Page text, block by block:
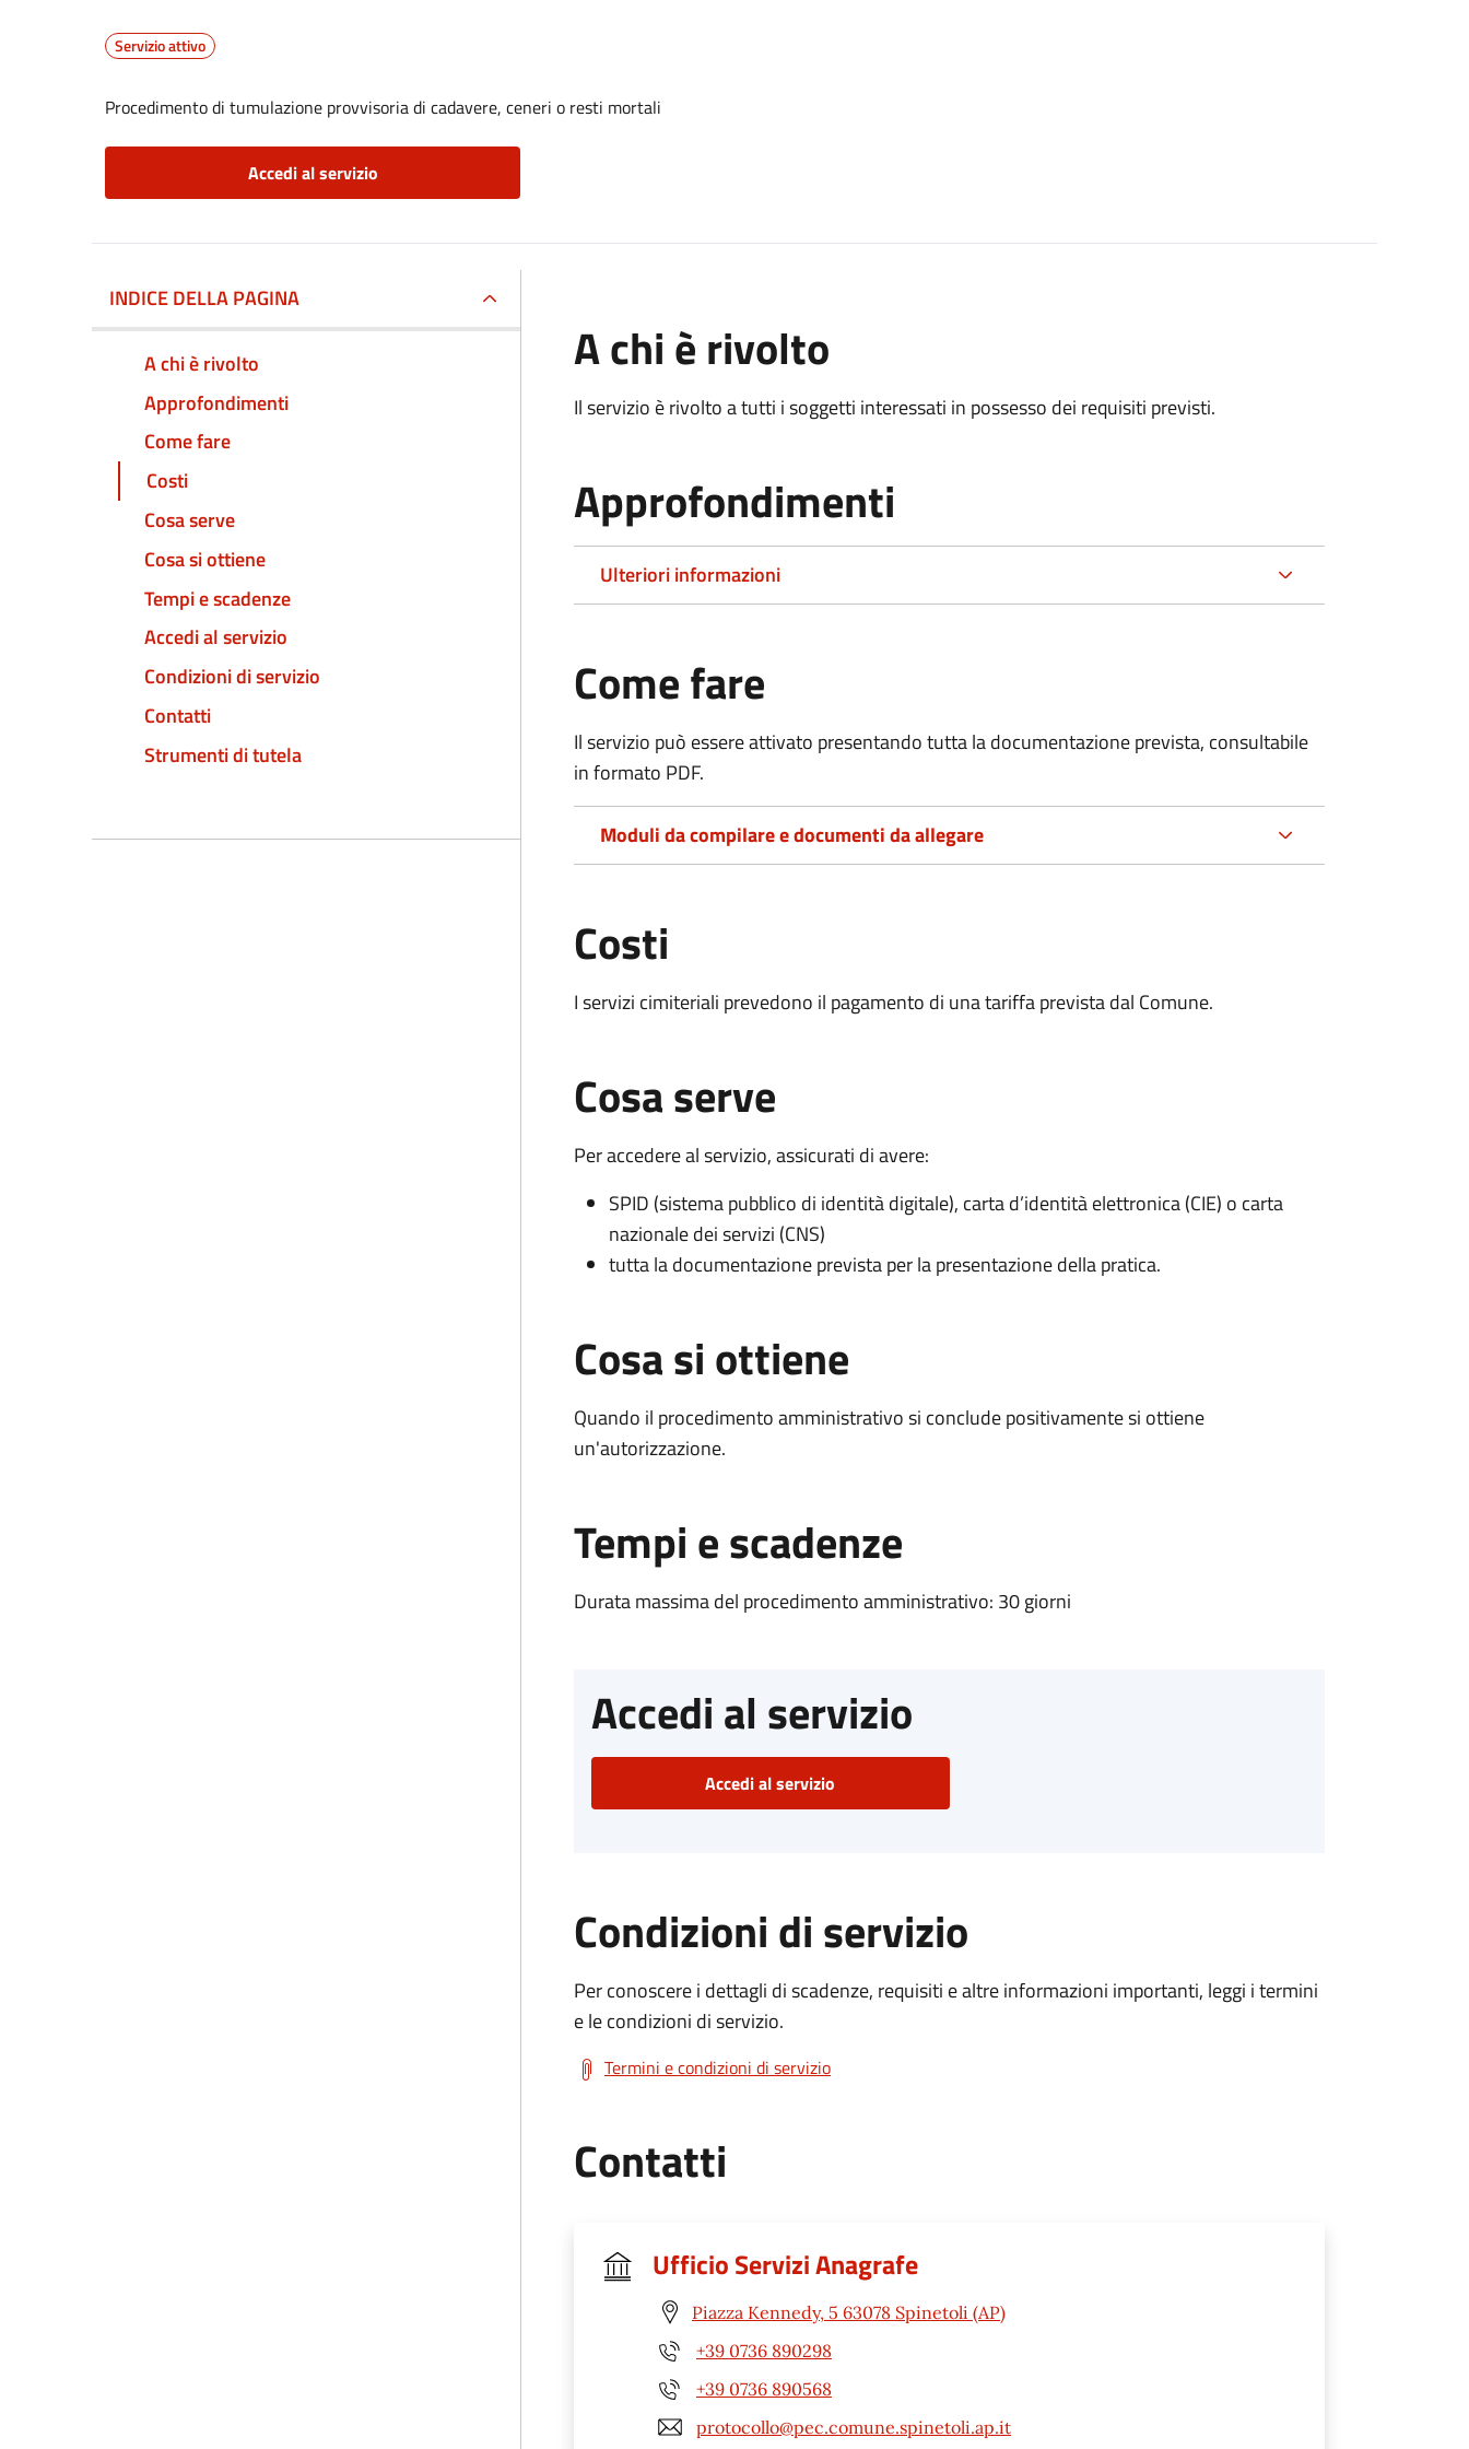
Servizio attivo
Procedimento di tumulazione provvisoria di cadavere, ceneri o resti mortali
Accedi al servizio
INDICE DELLA PAGINA
A chi è rivolto
Approfondimenti
Come fare
Costi
Cosa serve
Cosa si ottiene
Tempi e scadenze
Accedi al servizio
Condizioni di servizio
Contatti
Strumenti di tutela
A chi è rivolto
Il servizio è rivolto a tutti i soggetti interessati in possesso dei requisiti previsti.
Approfondimenti
Ulteriori informazioni
Come fare
Il servizio può essere attivato presentando tutta la documentazione prevista, consultabile
in formato PDF.
Moduli da compilare e documenti da allegare
Costi
I servizi cimiteriali prevedono il pagamento di una tariffa prevista dal Comune.
Cosa serve
Per accedere al servizio, assicurati di avere:
SPID (sistema pubblico di identità digitale), carta d’identità elettronica (CIE) o carta
nazionale dei servizi (CNS)
tutta la documentazione prevista per la presentazione della pratica.
Cosa si ottiene
Quando il procedimento amministrativo si conclude positivamente si ottiene
un'autorizzazione.
Tempi e scadenze
Durata massima del procedimento amministrativo: 30 giorni
Accedi al servizio
Accedi al servizio
Condizioni di servizio
Per conoscere i dettagli di scadenze, requisiti e altre informazioni importanti, leggi i termini
e le condizioni di servizio.
Termini e condizioni di servizio
Contatti
Ufficio Servizi Anagrafe
Piazza Kennedy, 5 63078 Spinetoli (AP)
+39 0736 890298
+39 0736 890568
protocollo@pec.comune.spinetoli.ap.it